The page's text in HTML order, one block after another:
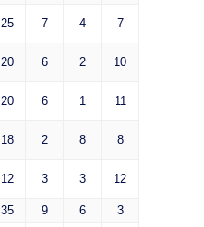
25 7 4 7
20 6 2 10
20 6 1 11
18 2 8 8
12 3 3 12
35 9 6 3